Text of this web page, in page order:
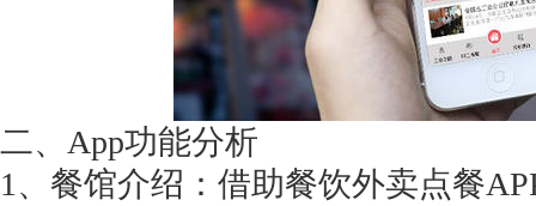
二、 App功能分析
1、餐馆介绍：借助餐饮外卖点餐
1万个想法不如1次的方案落地
扫码添加[商务总监]沟通方案
扫码沟通